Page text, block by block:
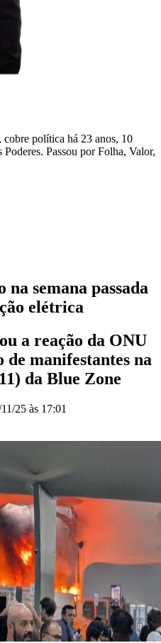
política há 23 anos, 10
Passou por Folha, Valor,
semana passada
elétrica
a reação da ONU
manifestantes na
da Blue Zone
25 às 17:01